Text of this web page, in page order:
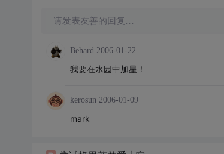
请发表友善的回复…
Behard 2006-01-22
我要在水园中加星！
kerosun 2006-01-09
mark